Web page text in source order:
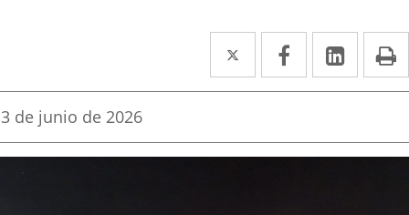
Twitter
Enlace
a
aplicación
Facebook
Enlace
a
aplicación
Enlace
a
Fecha
la
3 de junio de 2026